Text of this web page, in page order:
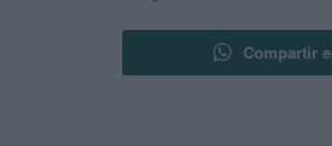
Compartir